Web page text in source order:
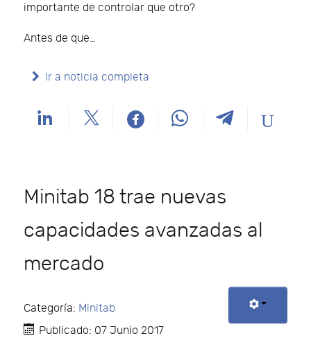
importante de controlar que otro?
Antes de que…
Ir a noticia completa
Minitab 18 trae nuevas
capacidades avanzadas al
mercado
Categoría: Minitab
Publicado: 07 Junio 2017